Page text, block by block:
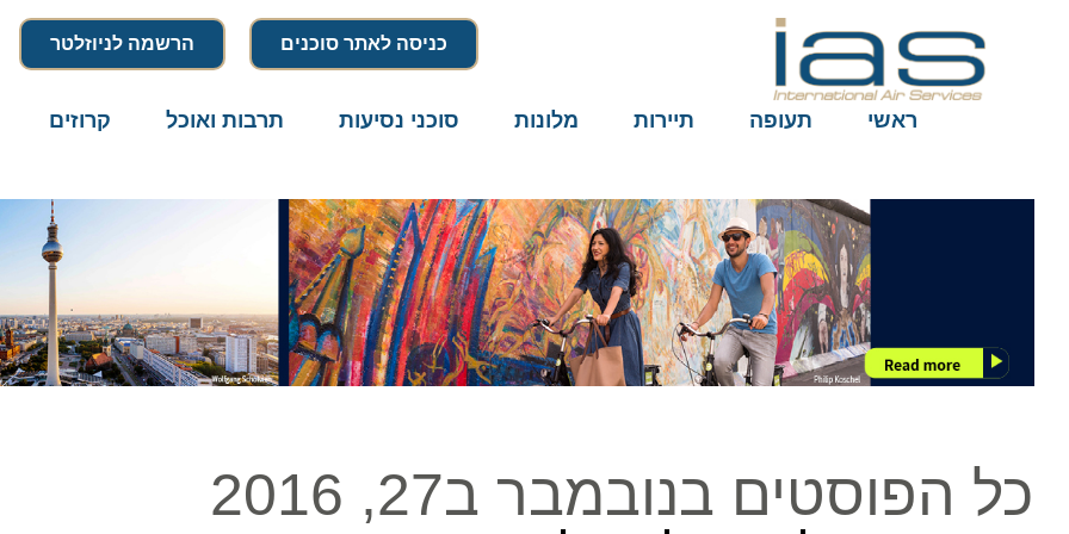
כניסה לאתר סוכנים הרשמה לניוזלטר
ראשי תעופה תיירות מלונות סוכני נסיעות תרבות ואוכל קרוזים
כל הפוסטים בנובמבר ב27, 2016